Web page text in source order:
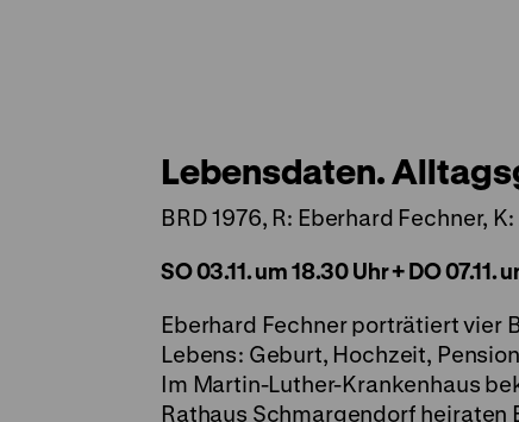
Lebensdaten.
BRD 1976, R: Eberhard Fechner,
SO 03.11. um 18.30 Uhr + DO 07.11.
Eberhard Fechner porträtiert vier
Lebens: Geburt, Hochzeit,
Im Martin-Luther-Krankenhaus
Rathaus Schmargendorf heiraten